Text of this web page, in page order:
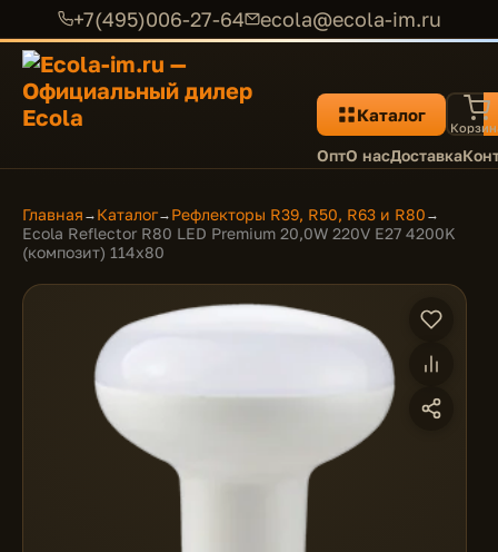
+7(495)006-27-64 ecola@ecola-im.ru
Каталог
ОптО насДоставка
Главная → Каталог→ Рефлекторы R39, R50, R63 и R80 →
Ecola Reflector R80 LED Premium 20,0W 220V E27 4200K
(композит) 114x80